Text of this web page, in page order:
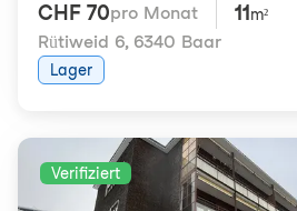
CHF 70pro Monat 11 m²
Rütiweid 6, 6340 Baar
Lager
Verifiziert